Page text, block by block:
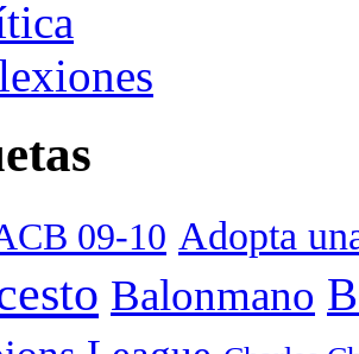
09-10 Adopta
Balonmano